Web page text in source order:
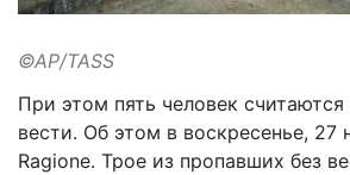
©AP/TASS
При этом пять человек
вести. Об этом в воскресенье, 27
Ragione. Трое из пропавших без